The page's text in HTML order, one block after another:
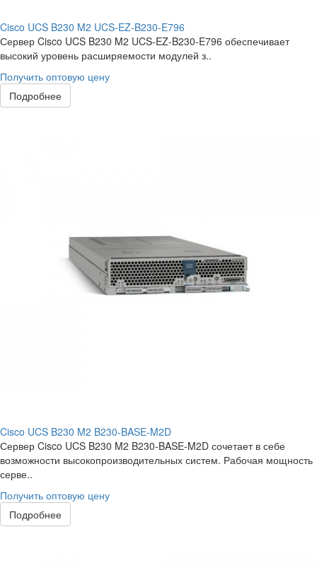
Cisco UCS B230 M2 UCS-EZ-B230-E796
Сервер Cisco UCS B230 M2 UCS-EZ-B230-E796 обеспечивает
высокий уровень расширяемости модулей з..
Получить оптовую цену
Подробнее
Cisco UCS B230 M2 B230-BASE-M2D
Сервер Cisco UCS B230 M2 B230-BASE-M2D сочетает в себе
возможности высокопроизводительных систем. Рабочая мощность
серве..
Получить оптовую цену
Подробнее